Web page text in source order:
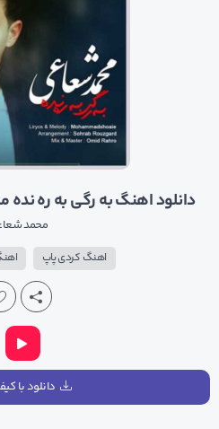
دانلود اهنگ به رگی به ره
محمد
اهنگ کردی پاپ
دانلود با